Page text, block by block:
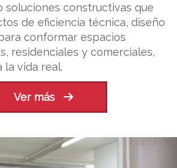
soluciones constructivas que
de eficiencia técnica, diseño
conformar espacios
residenciales y comerciales,
la vida real.
Ver más